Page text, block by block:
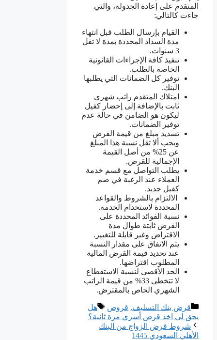
المتقدم على إعادة الجدولة، والتي
جاءت كالتالي:
القيام بإرسال الطلب قبل انتهاء
مدة السداد المحددة بمدة لا تقل
3 سنوات.
تنفيذ كافة الإجراءات القانونية
الخاصة بالطلب.
توفير كل الضمانات التي يطلبها
البنك.
امتلاك المتقدم راتب شهري
ثابت بالإضافة إلى إحضار كفيل
ليكون هو الضامن في حالة عدم
توفير الضمانات.
تسديد مبلغ من قيمة القرض
ويجب ألا تقل نسبة هذا المبلغ
عن 25% من أصل القيمة
الإجمالية للقرض.
يطلب التواصل مع قسم خدمة
العملاء عند الرغبة في ضم
كفيل جديد.
الالتزام بالشروط والقواعد
المحددة لاستخدام الخدمة.
نسبة الفوائد المحددة على
القرض ثابتة طوال مدة
الاقتراض وغير قابلة للتغيير.
يتم الاتفاق على مقدار النسبة
عند تحديد قيمة القرض المالية
المطلوب اقتراضها.
الحد الأقصى لنسبة الاستقطاع
لا تتخطى 33% من قيمة الراتب
الشهري الخاص بالمقترض.
التصنيفات
قرض بنك التسليف, قروض الوسوم
هل
يحق لي اخذ قرض أسري مرة ثانية؟
شروط قرض الزواج من البنك
الأهلي السعودي 1445